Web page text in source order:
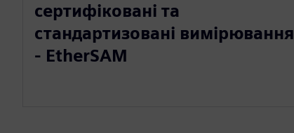
сертифіковані та
стандартизовані вимірювання
- EtherSAM